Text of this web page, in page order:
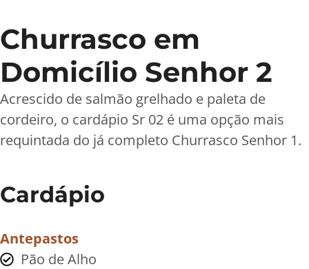
Churrasco em
Domicílio Senhor 2
Acrescido de salmão grelhado e paleta de
cordeiro, o cardápio Sr 02 é uma opção mais
requintada do já completo Churrasco Senhor 1.
Cardápio
Antepastos
Pão de Alho